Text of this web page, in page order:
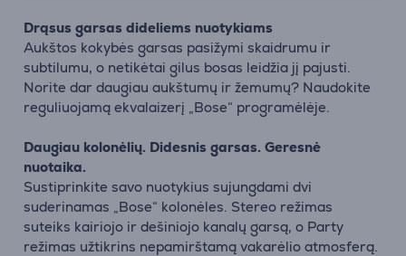
Drąsus garsas dideliems nuotykiams
Aukštos kokybės garsas pasižymi skaidrumu ir
subtilumu, o netikėtai gilus bosas leidžia jį pajusti.
Norite dar daugiau aukštumų ir žemumų? Naudokite
reguliuojamą ekvalaizerį „Bose“ programėlėje.
Daugiau kolonėlių. Didesnis garsas. Geresnė
nuotaika.
Sustiprinkite savo nuotykius sujungdami dvi
suderinamas „Bose“ kolonėles. Stereo režimas
suteiks kairiojo ir dešiniojo kanalų garsą, o Party
režimas užtikrins nepamirštamą vakarėlio atmosferą.